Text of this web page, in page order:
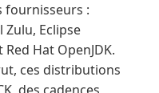
fournisseurs :
Zulu, Eclipse
Hat OpenJDK.
ces distributions